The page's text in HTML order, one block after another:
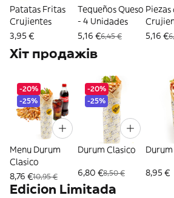
Patatas Fritas
Crujientes
3,95 €
Tequeños Queso
- 4 Unidades
5,16 €6,45 € 5,16 €
Хіт продажів
-20%
-25%
Menu Durum
Clasico
8,76 €10,95 €
-20%
-25%
Durum Clasico
6,80 €8,50 € 8,95 €
Edicion Limitada